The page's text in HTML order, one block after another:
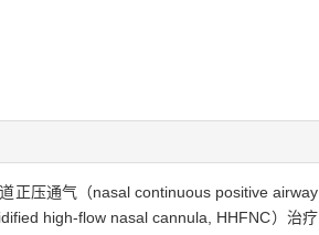
正压通气（nasal continuous positive airway
high-flow nasal cannula, HHFNC）治疗